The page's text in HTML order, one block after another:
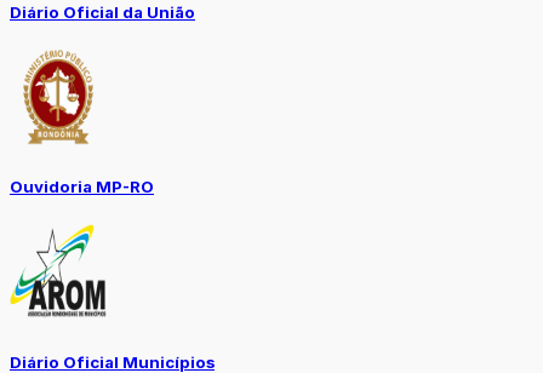
Diário Oficial da União
Ouvidoria MP-RO
Diário Oficial Municípios